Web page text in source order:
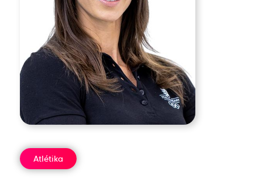
Atlétika